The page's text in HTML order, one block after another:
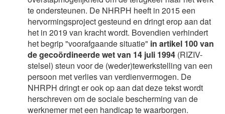
te ondersteunen. De NHRPH heeft in 2015 een
hervormingsproject gesteund en dringt erop aan dat
het in 2019 van kracht wordt. Bovendien verhindert
het begrip "voorafgaande situatie" in artikel 100 van
de gecoördineerde wet van 14 juli 1994 (RIZIV-
stelsel) steun voor de (weder)tewerkstelling van een
persoon met verlies van verdienvermogen. De
NHRPH dringt er ook op aan dat deze tekst wordt
herschreven om de sociale bescherming van de
werknemer met een handicap te waarborgen.